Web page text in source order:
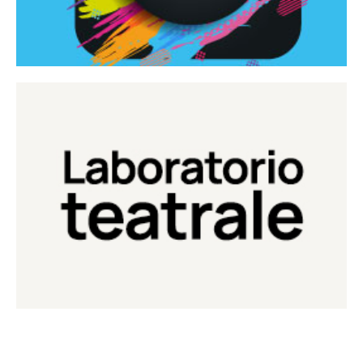
Laboratorio Teatrale
Laboratorio di teatro del Teatro Eduardo de Filippo
Continua